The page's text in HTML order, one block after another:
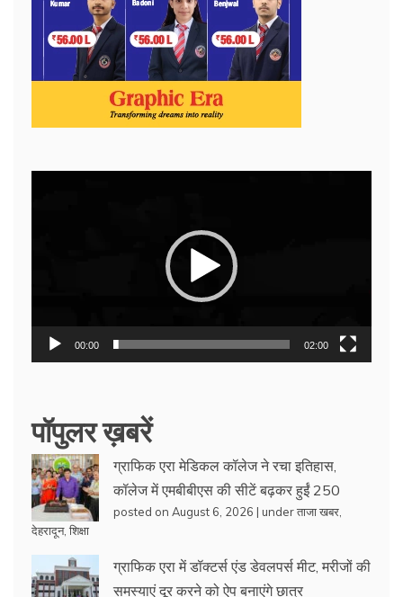
00:00 02:00
पॉपुलर ख़बरें
ग्राफिक एरा मेडिकल कॉलेज ने रचा इतिहास,
कॉलेज में एमबीबीएस की सीटें बढ़कर हुईं 250
posted on August 6, 2026 | underताजा खबर
देहरादून, शिक्षा
ग्राफिक एरा में डॉक्टर्स एंड डेवलपर्स मीट, मरीजों की
समस्याएं दूर करने को ऐप बनाएंगे छात्र